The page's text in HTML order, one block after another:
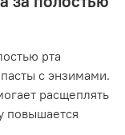
рта
с энзимами.
расщеплять
повышается